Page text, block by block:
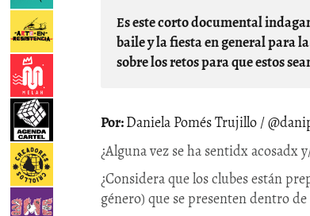
Es este corto documental indagamos junto a las chicas de ECO qué tan seguras son las pistas de
baile y la fiesta en general para
sobre los retos para que estos
Daniela Pomés Trujillo /
¿Alguna vez se ha sentidx acosadx
¿Considera que los clubes están
género) que se presenten dentro de